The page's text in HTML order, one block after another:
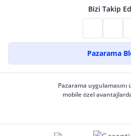
Bizi Takip
Pazarama
Pazarama
mobile özel